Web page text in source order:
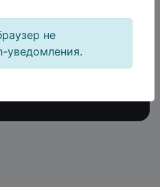
не
уведомления.